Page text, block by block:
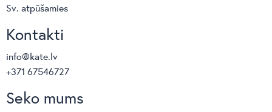
Sv. atpūšamies
Kontakti
info@kate.lv
+371 67546727
Seko mums